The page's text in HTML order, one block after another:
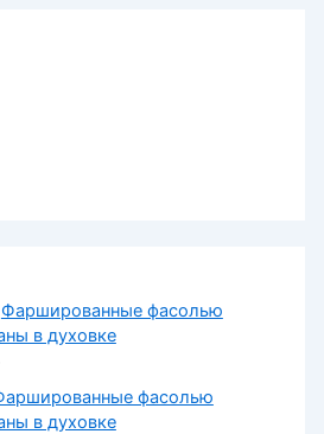
Фаршированные фасолью
в духовке
фасолью
в духовке